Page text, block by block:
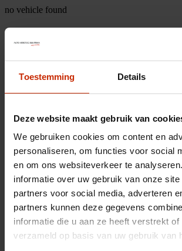
Toestemming Details
Deze website maakt gebruik van
We gebruiken cookies om content en
personaliseren, om functies voor social
en om ons websiteverkeer te
informatie over uw gebruik van onze site
partners voor social media, adverteren
partners kunnen deze gegevens
informatie die u aan ze heeft verstrekt of
verzameld op basis van uw gebruik van
no vehicle found